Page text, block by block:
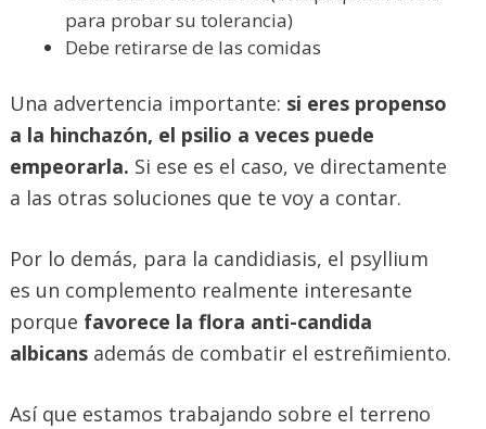
para probar su tolerancia)
Debe retirarse de las comidas
Una advertencia importante: si eres propenso
a la hinchazón, el psilio a veces puede
empeorarla. Si ese es el caso, ve directamente
a las otras soluciones que te voy a contar.
Por lo demás, para la candidiasis, el psyllium
es un complemento realmente interesante
porque favorece la flora anti-candida
albicans además de combatir el estreñimiento.
Así que estamos trabajando sobre el terreno